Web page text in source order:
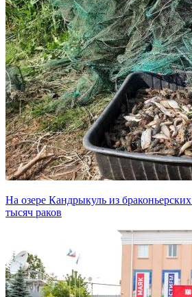
На озере Кандрыкуль из
тысяч раков